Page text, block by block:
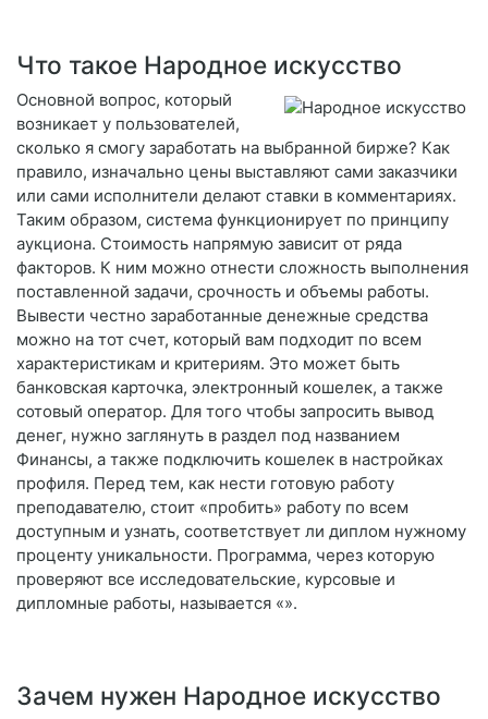
Что такое Народное искусство
Основной вопрос, который
возникает у пользователей,
сколько я смогу заработать на выбранной бирже? Как
правило, изначально цены выставляют сами заказчики
или сами исполнители делают ставки в комментариях.
Таким образом, система функционирует по принципу
аукциона. Стоимость напрямую зависит от ряда
факторов. К ним можно отнести сложность выполнения
поставленной задачи, срочность и объемы работы.
Вывести честно заработанные денежные средства
можно на тот счет, который вам подходит по всем
характеристикам и критериям. Это может быть
банковская карточка, электронный кошелек, а также
сотовый оператор. Для того чтобы запросить вывод
денег, нужно заглянуть в раздел под названием
Финансы, а также подключить кошелек в настройках
профиля. Перед тем, как нести готовую работу
преподавателю, стоит «пробить» работу по всем
доступным и узнать, соответствует ли диплом нужному
проценту уникальности. Программа, через которую
проверяют все исследовательские, курсовые и
дипломные работы, называется «».
Зачем нужен Народное искусство